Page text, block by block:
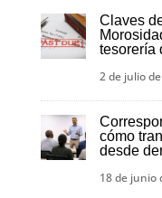
Claves
tesorería
2 de julio
cómo
desde
18 de junio